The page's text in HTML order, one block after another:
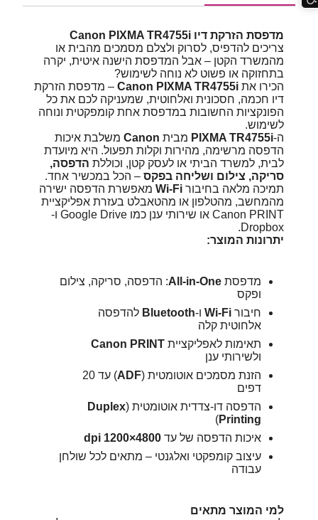
מדפסת הזרקת דיו Canon PIXMA TR4755i
צריכים להדפיס, לסרוק ולצלם מסמכים מהבית או
מהמשרד הקטן – אבל המדפסת הישנה איטית, יקרה
בתחזוקה או פשוט לא נוחה לשימוש?
הכירו את Canon PIXMA TR4755i – מדפסת הזרקת
דיו חכמה, חסכונית ואלחוטית, שמעניקה לכם את כל
הפונקציות החשובות במדפסת אחת קומפקטית ונוחה
לשימוש.
ה-PIXMA TR4755i מבית Canon משלבת איכות
הדפסה מרשימה, מהירות וקלות תפעול. היא מיועדת
לבית, למשרד הביתי או לעסק קטן, וכוללת הדפסה,
סריקה, צילום ושליחה בפקס – הכל במכשיר אחד.
תמיכה מלאה בחיבור Wi-Fi מאפשרת הדפסה ישירה
מהמחשב, מהטלפון או מהטאבלט בעזרת אפליקציית
Canon PRINT או שירותי ענן כמו Google Drive ו-
Dropbox.
יתרונות המוצר:
מדפסת All-in-One: הדפסה, סריקה, צילום
ופקס
חיבור Wi-Fi ו-Bluetooth להדפסה
אלחוטית קלה
תאימות לאפליקציית Canon PRINT
ולשירותי ענן
הזנת מסמכים אוטומטית (ADF
) עד 20
דפים
הדפסה דו-צדדית אוטומטית (Duplex
Printing
)
איכות הדפסה של עד 4800×1200 dpi
עיצוב קומפקטי ואלגנטי – מתאים לכל שולחן
עבודה
למי המוצר מתאים